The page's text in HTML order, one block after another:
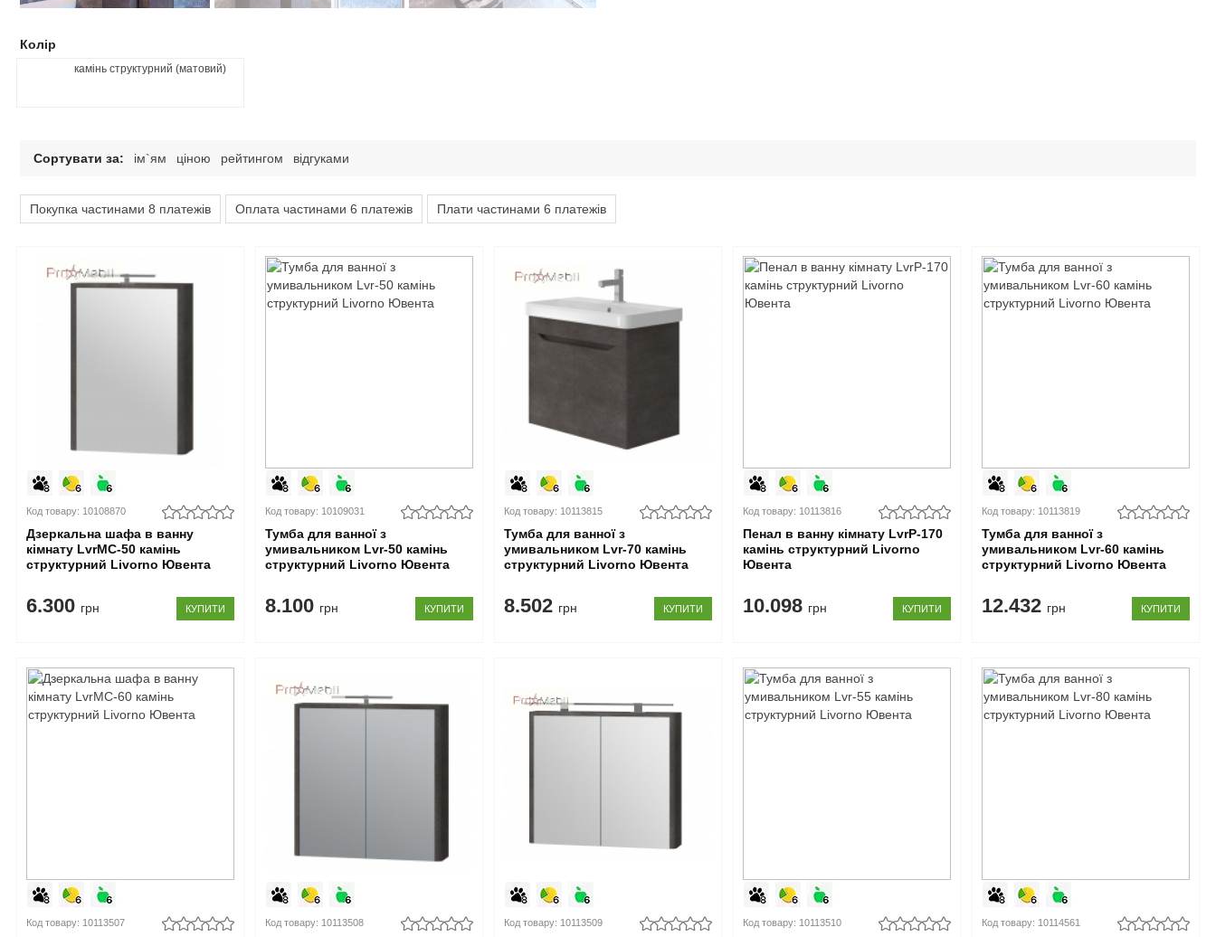
Колір
камінь структурний (матовий)
Сортувати за: ім`ям ціною рейтингом відгуками
Покупка частинами 8 платежів Оплата частинами 6 платежів Плати частинами 6 платежів
Код товару: 10108870
Дзеркальна шафа в ванну
кімнату LvrMC-50 камінь
структурний Livorno Ювента
6.300 грн КУПИТИ
Код товару: 10109031
Тумба для ванної з
умивальником Lvr-50 камінь
структурний Livorno Ювента
8.100 грн КУПИТИ
Код товару: 10113815
Тумба для ванної з
умивальником Lvr-70 камінь
структурний Livorno Ювента
8.502 грн КУПИТИ
Код товару: 10113816
Пенал в ванну кімнату LvrP-170
камінь структурний Livorno
Ювента
10.098 грн КУПИТИ
Код товару: 10113819
Тумба для ванної з
умивальником Lvr-60 камінь
структурний Livorno Ювента
12.432 грн КУПИТИ
Код товару: 10113507 Код товару: 10113508 Код товару: 10113509 Код товару: 10113510 Код товару: 10114561